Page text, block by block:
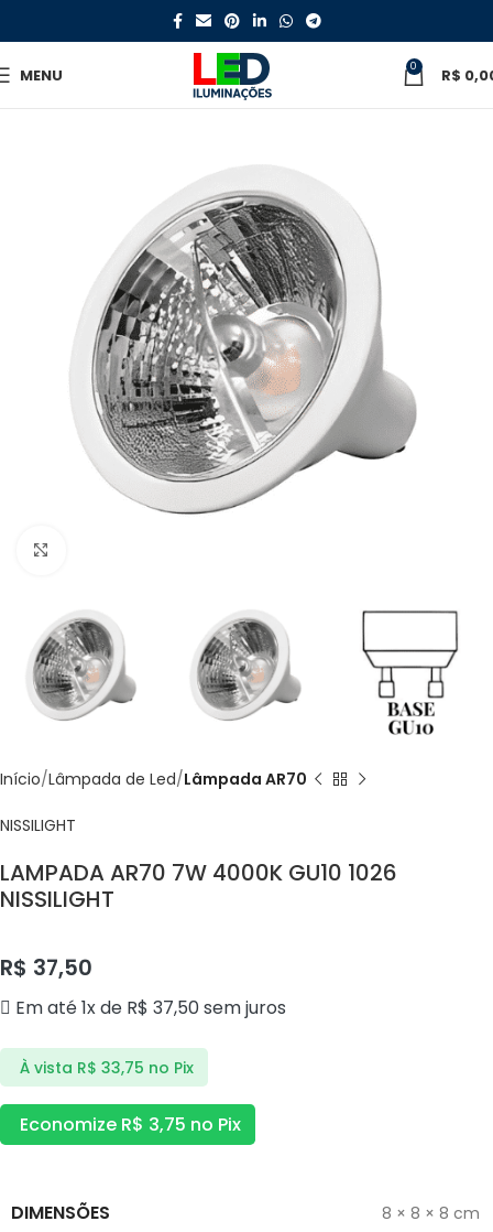
MENU 0 R$
Início Lâmpada de Led Lâmpada AR70
NISSILIGHT
LAMPADA AR70 7W 4000K GU10 1026
NISSILIGHT
R$ 37,50
Em até 1x de R$ 37,50sem juros
À vista R$ 33,75 no Pix
Economize R$ 3,75 no Pix
DIMENSÕES 8 × 8 × 8 cm